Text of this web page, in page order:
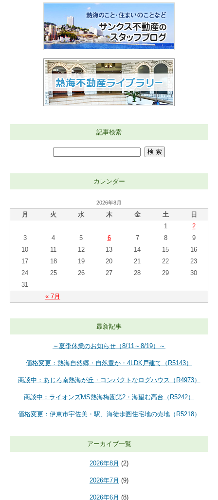
記事検索
カレンダー
2026年8月
月 火 水 木 金 土 日
« 7月
1
2
3
4 5 6 7 8
9
10
11 12 13 14 15
16
17
18 19 20 21 22
23
24
25 26 27 28 29
30
31
最新記事
～夏季休業のお知らせ（8/11～8/19）～
価格変更：熱海自然郷・自然豊か・4LDK戸建て（R5143）
商談中：あじろ南熱海が丘・コンパクトなログハウス（R4973）
商談中：ライオンズMS熱海梅園第2・海望む高台（R5242）
価格変更：伊東市宇佐美・駅、海徒歩圏住宅地の売地（R5218）
アーカイブ一覧
2026年8月 (2)
2026年7月 (9)
2026年6月 (8)